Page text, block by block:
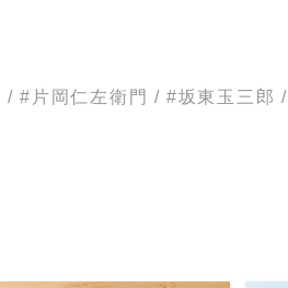
/ #片岡仁左衛門 / #坂東玉三郎 /